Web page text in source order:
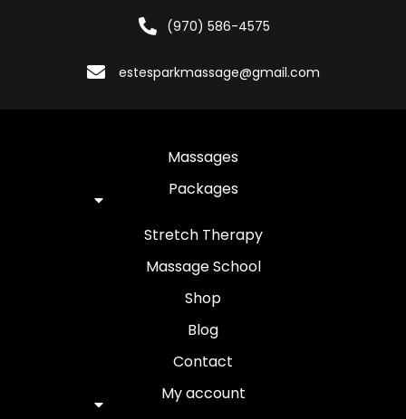
(970) 586-4575
estesparkmassage@gmail.com
Massages
Packages
Stretch Therapy
Massage School
Shop
Blog
Contact
My account